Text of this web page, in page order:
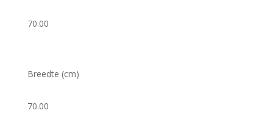
70.00
Breedte (cm)
70.00